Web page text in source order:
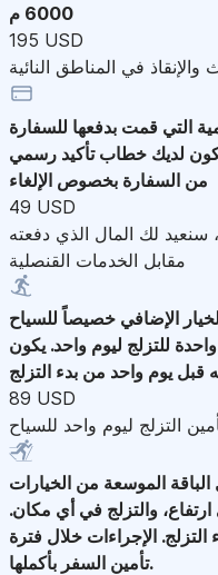
6000 م
195 USD
في المناطق النائية
التي قمت بدفعها للسفارة
لديك خطاب تأكيد رسمي
من السفارة بخصوص الإلغاء
49 USD
لك المال الذي دفعته
مقابل الخدمات القنصلية
الإضافي خصيصاً للسياح
للتزلج ليوم واحد. يكون
89 USD
التزلج ليوم واحد للسياح
الموسعة من الخيارات
والتزلج في أي مكان.
التزلج. الإجراءات خلال فترة
تأمين السفر بأكملها.